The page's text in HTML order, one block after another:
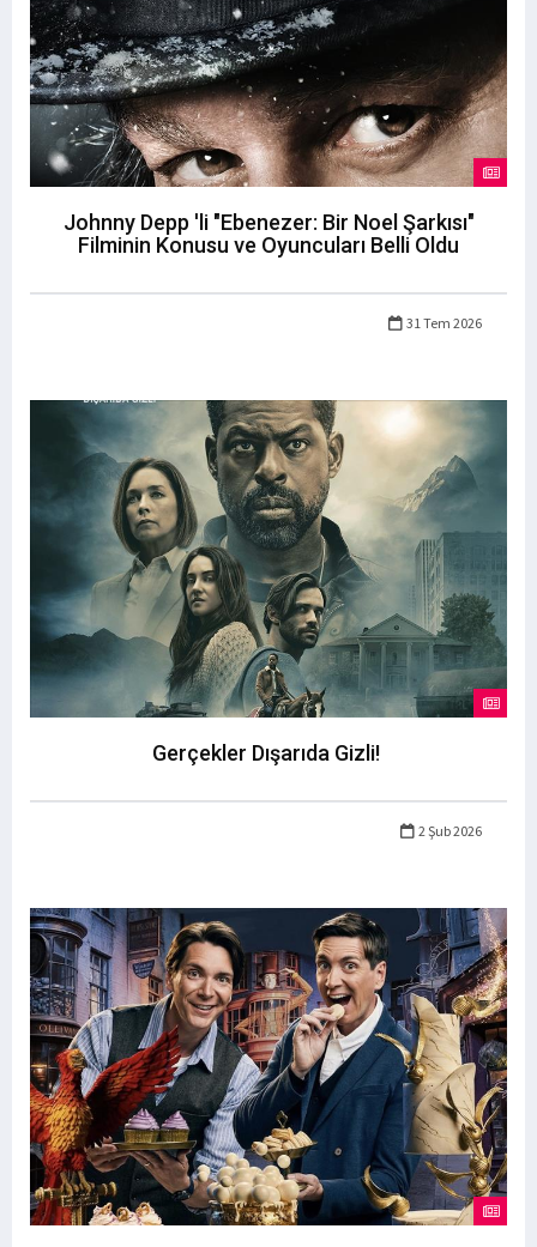
Johnny Depp 'li "Ebenezer: Bir Noel Şarkısı"
Filminin Konusu ve Oyuncuları Belli Oldu
31 Tem 2026
Gerçekler Dışarıda Gizli!
2 Şub 2026